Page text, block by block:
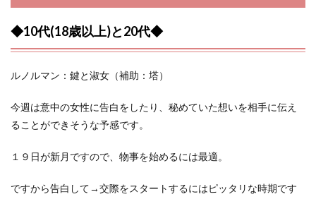
◆10代(18歳以上)と20代◆
ルノルマン：鍵と淑女（補助：塔）
今週は意中の女性に告白をしたり、秘めていた想いを相手に伝え
ることができそうな予感です。
１９日が新月ですので、物事を始めるには最適。
ですから告白して→交際をスタートするにはピッタリな時期です